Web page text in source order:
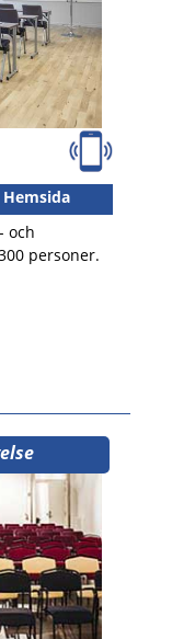
Hemsida
och
personer.